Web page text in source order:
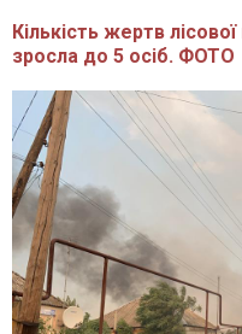
Кількість жертв
зросла до 5 осіб. ФОТО